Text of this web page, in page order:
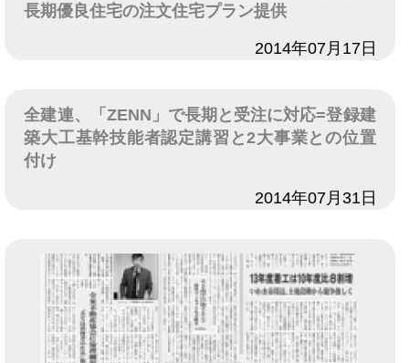
長期優良住宅の注文住宅プラン提供
2014年07月17日
全建連、「ZENN」で長期と受注に対応=登録建
築大工基幹技能者認定講習と2大事業との位置
付け
2014年07月31日